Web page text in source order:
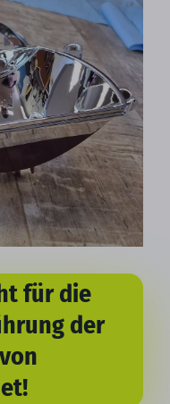
für die
der